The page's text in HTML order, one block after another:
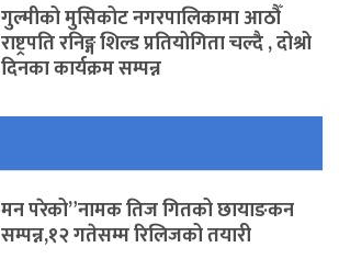
गुल्मीको मुसिकोट नगरपालिकामा आठौँ
राष्ट्रपति रनिङ्ग शिल्ड प्रतियोगिता चल्दै , दोश्रो
दिनका कार्यक्रम सम्पन्न
मन परेको”नामक तिज गितको छायाङकन
सम्पन्न,१२ गतेसम्म रिलिजको तयारी